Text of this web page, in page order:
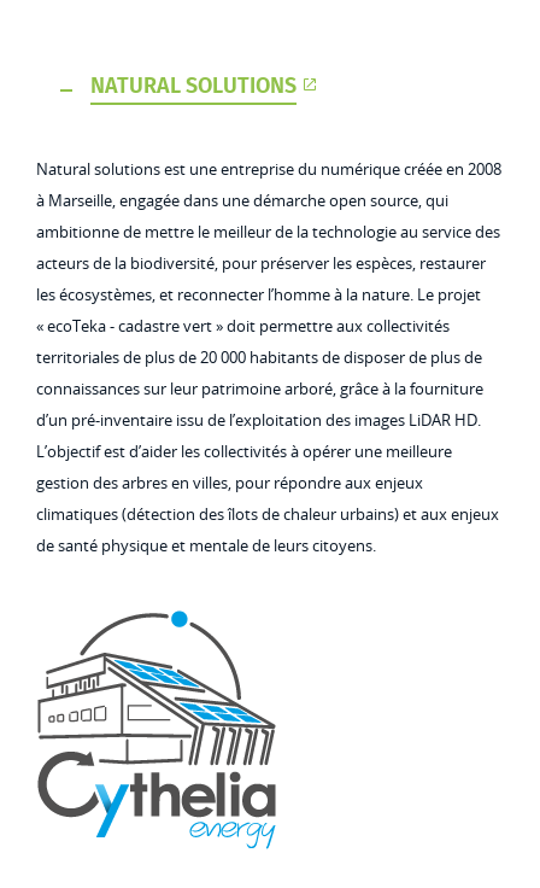
NATURAL SOLUTIONS
Natural solutions est une entreprise du numérique créée en 2008
à Marseille, engagée dans une démarche open source, qui
ambitionne de mettre le meilleur de la technologie au service des
acteurs de la biodiversité, pour préserver les espèces, restaurer
les écosystèmes, et reconnecter l’homme à la nature. Le projet
« ecoTeka - cadastre vert » doit permettre aux collectivités
territoriales de plus de 20 000 habitants de disposer de plus de
connaissances sur leur patrimoine arboré, grâce à la fourniture
d’un pré-inventaire issu de l’exploitation des images LiDAR HD.
L’objectif est d’aider les collectivités à opérer une meilleure
gestion des arbres en villes, pour répondre aux enjeux
climatiques (détection des îlots de chaleur urbains) et aux enjeux
de santé physique et mentale de leurs citoyens.